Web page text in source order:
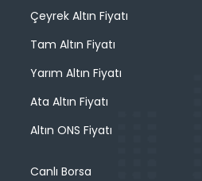
Çeyrek Altın Fiyatı
Tam Altın Fiyatı
Yarım Altın Fiyatı
Ata Altın Fiyatı
Altın ONS Fiyatı
Canlı Borsa